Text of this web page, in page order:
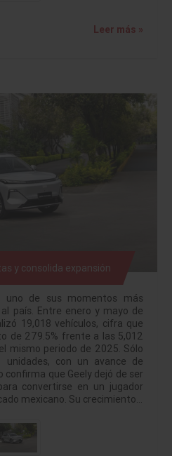
Leer más »
y consolida expansión
uno de sus momentos más
país. Entre enero y mayo de
19,018 vehículos, cifra que
de 279.5% frente a las 5,012
mismo periodo de 2025. Sólo
con un avance de
confirma que Geely dejó de ser
convertirse en un jugador
mexicano. Su crecimiento…